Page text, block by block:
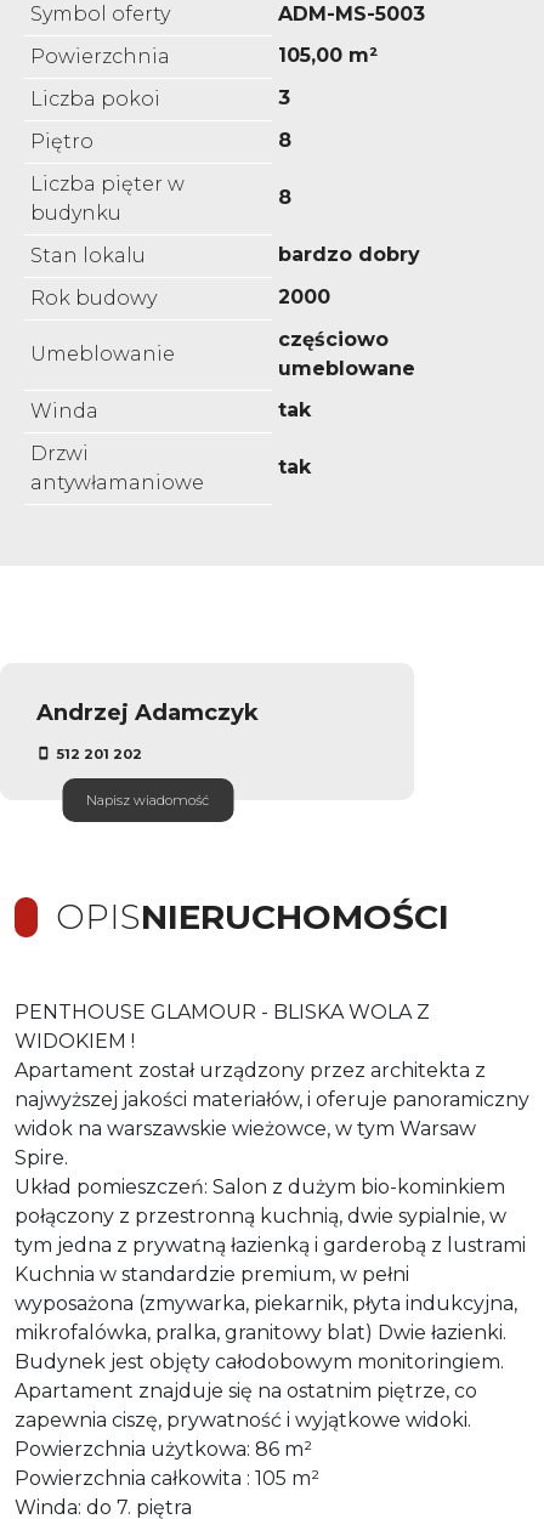
Symbol oferty
ADM-MS-5003
Powierzchnia
105,00 m²
Liczba pokoi
3
Piętro
8
Liczba pięter w
budynku
8
Stan lokalu
bardzo dobry
Rok budowy
2000
Umeblowanie
częściowo
umeblowane
Winda
tak
Drzwi
antywłamaniowe
tak
Andrzej Adamczyk
512 201 202
Napisz wiadomość
OPISNIERUCHOMOŚCI
PENTHOUSE GLAMOUR - BLISKA WOLA Z
WIDOKIEM !
Apartament został urządzony przez architekta z
najwyższej jakości materiałów, i oferuje panoramiczny
widok na warszawskie wieżowce, w tym Warsaw
Spire.
Układ pomieszczeń: Salon z dużym bio-kominkiem
połączony z przestronną kuchnią, dwie sypialnie, w
tym jedna z prywatną łazienką i garderobą z lustrami
Kuchnia w standardzie premium, w pełni
wyposażona (zmywarka, piekarnik, płyta indukcyjna,
mikrofalówka, pralka, granitowy blat) Dwie łazienki.
Budynek jest objęty całodobowym monitoringiem.
Apartament znajduje się na ostatnim piętrze, co
zapewnia ciszę, prywatność i wyjątkowe widoki.
Powierzchnia użytkowa: 86 m²
Powierzchnia całkowita : 105 m²
Winda: do 7. piętra